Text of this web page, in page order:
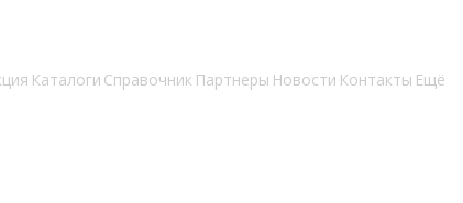
Каталоги Справочник Партнеры Новости Контакты Ещё